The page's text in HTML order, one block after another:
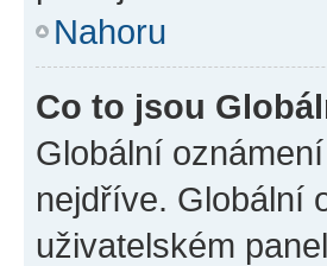
Nahoru
Co to jsou
Globální
nejdříve. Globální
uživatelském